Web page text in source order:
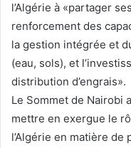
l’Algérie à «partager
renforcement des
la gestion intégrée et
(eau, sols), et
distribution d’engrais».
Le Sommet de Nairobi
mettre en exergue le
l’Algérie en matière